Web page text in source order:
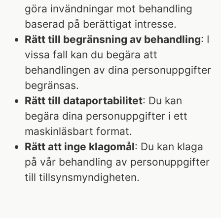
göra invändningar mot behandling
baserad på berättigat intresse.
Rätt till begränsning av behandling: I
vissa fall kan du begära att
behandlingen av dina personuppgifter
begränsas.
Rätt till dataportabilitet: Du kan
begära dina personuppgifter i ett
maskinläsbart format.
Rätt att inge klagomål: Du kan klaga
på vår behandling av personuppgifter
till tillsynsmyndigheten.